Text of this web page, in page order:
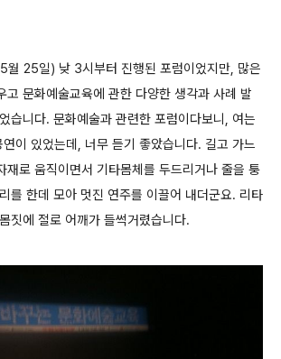
월 25일) 낮 3시부터 진행된 포럼이었지만, 많은
고 문화예술교육에 관한 다양한 생각과 사례 발
습니다. 문화예술과 관련한 포럼이다보니, 여는
이 있었는데, 너무 듣기 좋았습니다. 길고 가느
재로 움직이면서 기타몸체를 두드리거나 줄을 퉁
를 한데 모아 멋진 연주를 이끌어 내더군요. 리타
짓에 절로 어깨가 들썩거렸습니다.